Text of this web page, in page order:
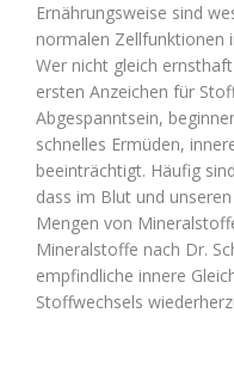
Ernährungsweise sind
normalen Zellfunktionen
Wer nicht gleich
ersten Anzeichen für
Abgespanntsein,
schnelles Ermüden,
beeinträchtigt. Häufig
dass im Blut und
Mengen von
Mineralstoffe nach Dr.
empfindliche innere
Stoffwechsels